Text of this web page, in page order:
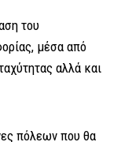
του
μέσα από
αλλά και
πόλεων που θα